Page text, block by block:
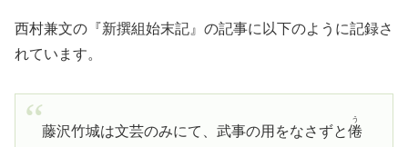
西村兼文の『新撰組始末記』の記事に以下のように記録さ
れています。
藤沢竹城は文芸のみにて、武事の用をなさずと倦
う